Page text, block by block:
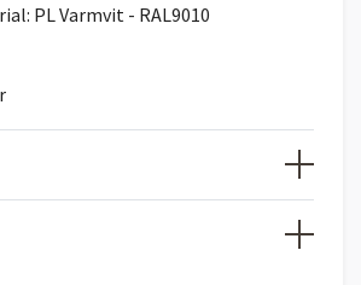
PL Varmvit - RAL9010